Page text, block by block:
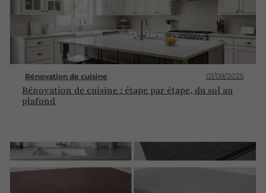
Rénovation de cuisine 01/09/2025
Rénovation de cuisine : étape par étape, du sol au
plafond